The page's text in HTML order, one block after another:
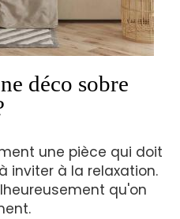
déco sobre
une pièce qui doit
inviter à la relaxation.
qu'on